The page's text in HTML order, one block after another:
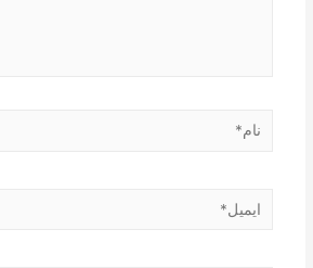
نام*
ایمیل*